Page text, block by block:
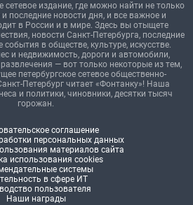
сетевое издание, где можно найти не только
последние новости дня, и все важное и
в России и в мире. Здесь вы отыщете
новости Санкт-Петербурга, последние
события в обществе, культуре, искусстве.
и недвижимость, дороги и автомобили,
— вот только некоторые из тем,
петербургское сетевое общественно-
Петербург читает «Фонтанку»! Наша
и политики, чиновники, десятки тысяч
горожан.
соглашение
персональных данных
материалов сайта
использования cookies
системы
в сфере ИТ
пользователя
Наши награды